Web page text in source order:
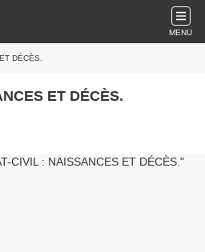
MENU
DÉCÈS.
ET DÉCÈS.